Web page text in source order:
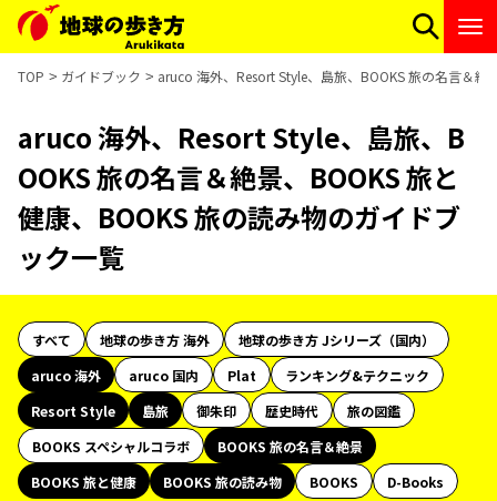
TOP ガイドブック aruco 海外、Resort Style、島旅、BOOKS 旅の名言＆
aruco 海外、Resort Style、島旅、B
OOKS 旅の名言＆絶景、BOOKS 旅と
健康、BOOKS 旅の読み物のガイドブ
ック一覧
すべて 地球の歩き方 海外
地球の歩き方 Jシリーズ（国内）
aruco 海外
aruco 国内 Plat
ランキング&テクニック
Resort Style
島旅 御朱印 歴史時代
旅の図鑑
BOOKS スペシャルコラボ
BOOKS 旅の名言＆絶景
BOOKS 旅と健康
BOOKS 旅の読み物 BOOKS
D-Books